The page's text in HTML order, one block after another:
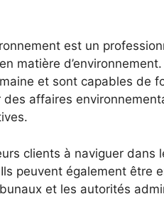
est un
matière
et sont capables de
affaires
clients à naviguer dans
peuvent également être
et les autorités